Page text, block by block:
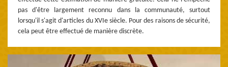
pas d'être largement reconnu dans la communauté, surtout
lorsqu'il s'agit d'articles du XVIe siècle. Pour des raisons de sécurité,
cela peut être effectué de manière discrète.